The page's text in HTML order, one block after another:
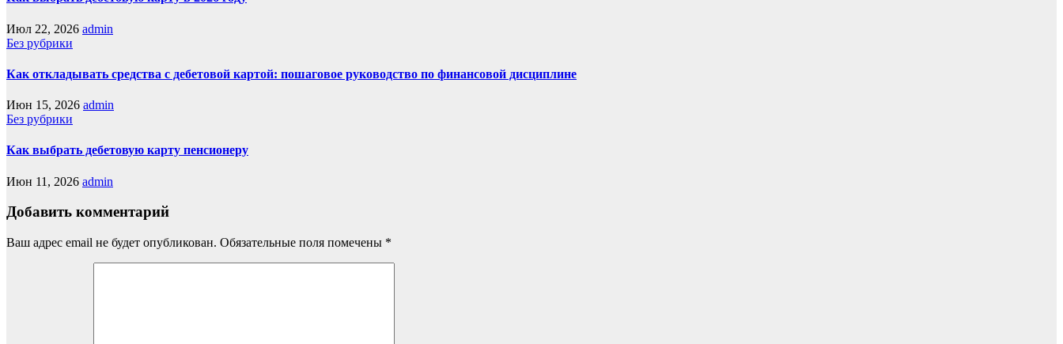
Июл 22, 2026 admin
Без рубрики
Как откладывать средства с дебетовой картой: пошаговое руководство по финансовой дисциплине
Июн 15, 2026 admin
Без рубрики
Как выбрать дебетовую карту пенсионеру
Июн 11, 2026 admin
Добавить комментарий
Ваш адрес email не будет опубликован. Обязательные поля помечены *